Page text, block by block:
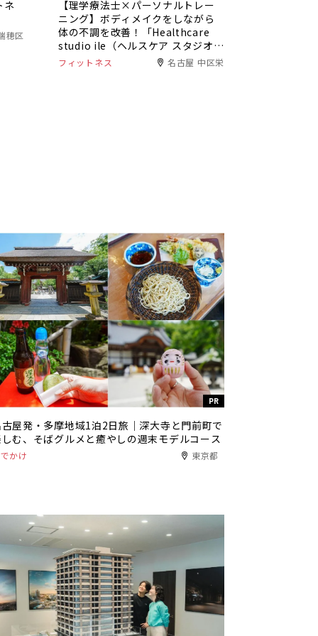
ネ
穂区
【理学療法士×パーソナルトレー
ニング】ボディメイクをしながら
体の不調を改善！「Healthcare
studio ile（ヘルスケア スタジオ
イレ）」
フィットネス 名古屋 中区栄
PR
屋発・多摩地域1泊2日旅｜深大寺と門前町で
む、そばグルメと癒やしの週末モデルコース
かけ 東京都